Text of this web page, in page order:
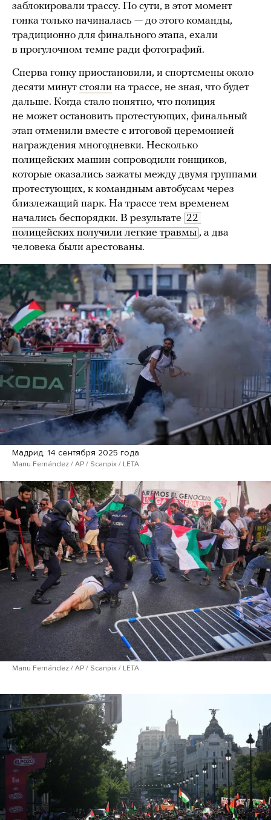
заблокировали трассу. По сути, в этот момент
гонка только начиналась — до этого команды,
традиционно для финального этапа, ехали
в прогулочном темпе ради фотографий.
Сперва гонку приостановили, и спортсмены около
десяти минут стояли на трассе, не зная, что будет
дальше. Когда стало понятно, что полиция
не может остановить протестующих, финальный
этап отменили вместе с итоговой церемонией
награждения многодневки. Несколько
полицейских машин сопроводили гонщиков,
которые оказались зажаты между двумя группами
протестующих, к командным автобусам через
близлежащий парк. На трассе тем временем
начались беспорядки. В результате 22
полицейских получили легкие травмы , а два
человека были арестованы.
Мадрид, 14 сентября 2025 года
Manu Fernández / AP / Scanpix / LETA
Manu Fernández / AP / Scanpix / LETA